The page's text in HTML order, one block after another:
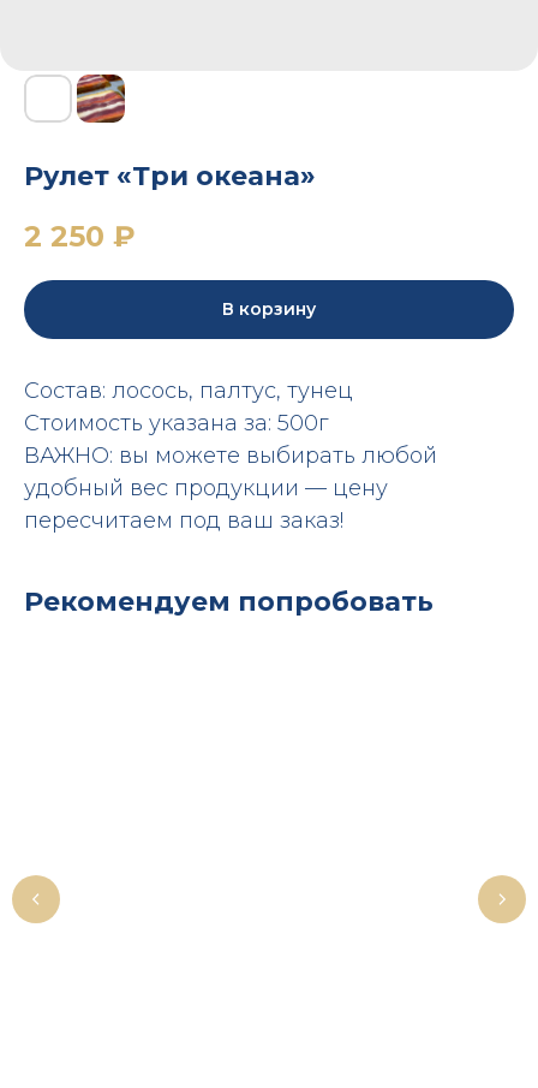
Рулет «Три океана»
2 250 ₽
В корзину
Состав: лосось, палтус, тунец
Стоимость указана за: 500г
ВАЖНО: вы можете выбирать любой
удобный вес продукции — цену
пересчитаем под ваш заказ!
Рекомендуем попробовать